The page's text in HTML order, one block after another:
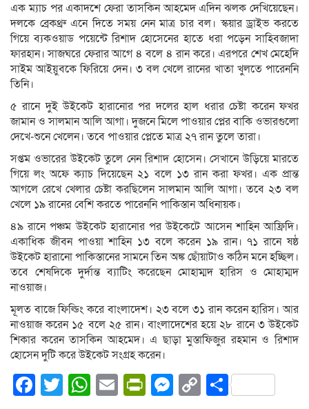
এক ম্যাচ পর একাদশে ফেরা তাসকিন আহমেদ এদিন ঝলক দেখিয়েছেন।
দলকে ব্রেকথ্রু এনে দিতে সময় নেন মাত্র চার বল। স্কয়ার ড্রাইভ করতে
গিয়ে ব্যকওয়াড পয়েন্টে রিশাদ হোসেনের হাতে ধরা পড়েন সাহিবজাদা
ফারহান। সাজঘরে ফেরার আগে ৪ বলে ৪ রান করে। এরপরে শেখ মেহেদি
সাইম আইয়ুবকে ফিরিয়ে দেন। ৩ বল খেলে রানের খাতা খুলতে পারেননি
তিনি।
৫ রানে দুই উইকেট হারানোর পর দলের হাল ধরার চেষ্টা করেন ফখর
জামান ও সালমান আলি আগা। দুজনে মিলে পাওয়ার প্লের বাকি ওভারগুলো
দেখে-শুনে খেলেন। তবে পাওয়ার প্লেতে মাত্র ২৭ রান তুলে তারা।
সপ্তম ওভারের উইকেট তুলে নেন রিশাদ হোসেন। সেখানে উড়িয়ে মারতে
গিয়ে লং অফে ক্যাচ দিয়েছেন ২১ বলে ১৩ রান করা ফখর। এক প্রান্ত
আগলে রেখে খেলার চেষ্টা করছিলেন সালমান আলি আগা। তবে ২৩ বল
খেলে ১৯ রানের বেশি করতে পারেননি পাকিস্তান অধিনায়ক।
৪৯ রানে পঞ্চম উইকেট হারানোর পর উইকেটে আসেন শাহিন আফ্রিদি।
একাধিক জীবন পাওয়া শাহিন ১৩ বলে করেন ১৯ রান। ৭১ রানে ষষ্ঠ
উইকেট হারানো পাকিস্তানের সামনে তিন অঙ্ক ছোঁয়াটাও কঠিন মনে হচ্ছিল।
তবে শেষদিকে দুর্দান্ত ব্যাটিং করেছেন মোহাম্মদ হারিস ও মোহাম্মদ
নাওয়াজ।
মূলত বাজে ফিল্ডিং করে বাংলাদেশ। ২৩ বলে ৩১ রান করেন হারিস। আর
নাওয়াজ করেন ১৫ বলে ২৫ রান। বাংলাদেশের হয়ে ২৮ রানে ৩ উইকেট
শিকার করেন তাসকিন আহমেদ। এ ছাড়া মুস্তাফিজুর রহমান ও রিশাদ
হোসেন দুটি করে উইকেট সংগ্রহ করেন।
Facebook
Twitter
WhatsApp
EmailPrintFriendly
Messenger
CopyShare